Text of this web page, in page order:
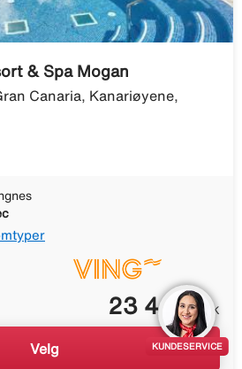
& Spa Mogan
Canaria, Kanariøyene,
23 445NOK
Velg KUNDESERVICE